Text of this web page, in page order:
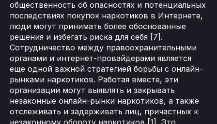
общественность об опасностях и потенциальных
последствиях покупок наркотиков в Интернете,
люди могут принимать более обоснованные
решения и избегать риска для себя [7].
Сотрудничество между правоохранительными
органами и интернет-провайдерами является
еще одной важной стратегией борьбы с онлайн-
рынками наркотиков. Работая вместе, эти
организации могут выявлять и закрывать
незаконные онлайн-рынки наркотиков, а также
отслеживать и задерживать лиц, причастных к